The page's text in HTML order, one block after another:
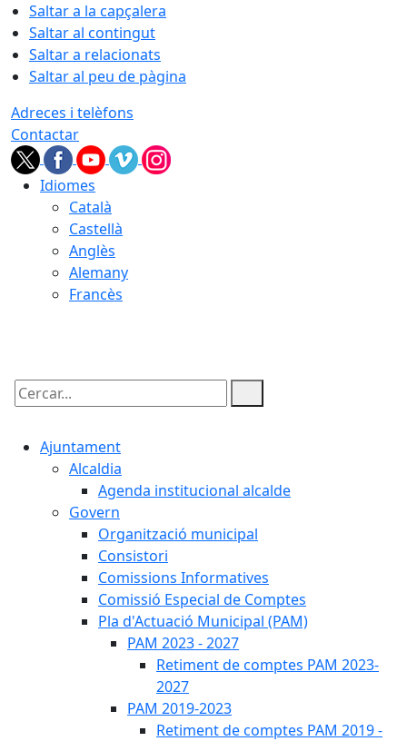
Saltar a la capçalera
Saltar al contingut
Saltar a relacionats
Saltar al peu de pàgina
Adreces i telèfons
Contactar
Idiomes
Català
Castellà
Anglès
Alemany
Francès
Cercar:
Ajuntament
Alcaldia
Agenda institucional alcalde
Govern
Organització municipal
Consistori
Comissions Informatives
Comissió Especial de Comptes
Pla d'Actuació Municipal (PAM)
PAM 2023 - 2027
Retiment de comptes PAM 2023-
2027
PAM 2019-2023
Retiment de comptes PAM 2019 -